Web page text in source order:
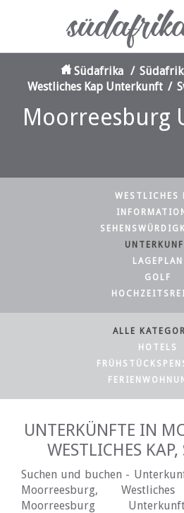
Moorreesburg
Südafrika /
Westliches Kap Unterkunft /
WESTLICHES
LAGEPLAN
GOLF
ALLE
HOTELS
UNTERKÜNFTE IN
WESTLICHES
Suchen und buchen -
Moorreesburg,
Moorreesburg